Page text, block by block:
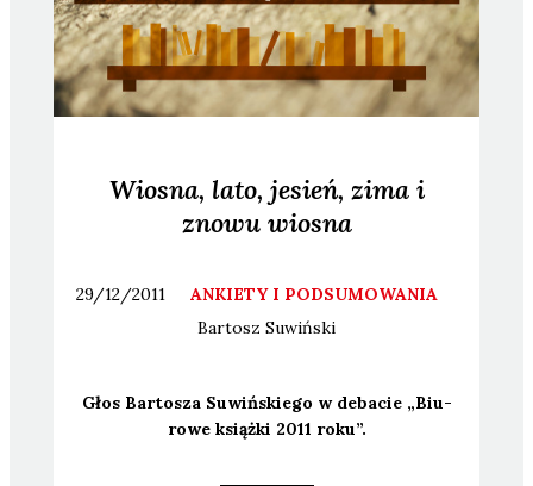
Wiosna, lato, jesień, zima i
znowu wiosna
29/12/2011
ANKIETY I PODSUMOWANIA
Bartosz Suwiński
Głos Bar­to­sza Suwiń­skie­go w deba­cie „Biu­
ro­we książ­ki 2011 roku”.